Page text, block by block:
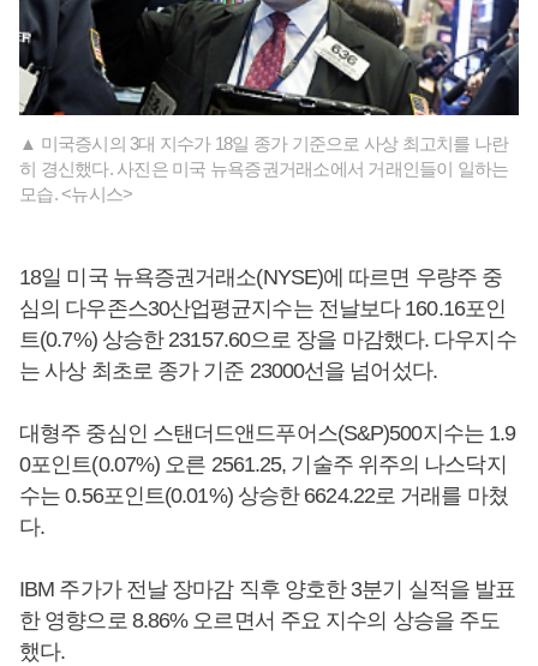
▲ 미국증시의 3대 지수가 18일 종가 기준으로 사상 최고치를 나란
히 경신했다. 사진은 미국 뉴욕증권거래소에서 거래인들이 일하는
모습. <뉴시스>
18일 미국 뉴욕증권거래소(NYSE)에 따르면 우량주 중
심의 다우존스30산업평균지수는 전날보다 160.16포인
트(0.7%) 상승한 23157.60으로 장을 마감했다. 다우지수
는 사상 최초로 종가 기준 23000선을 넘어섰다.
대형주 중심인 스탠더드앤드푸어스(S&P)500지수는 1.9
0포인트(0.07%) 오른 2561.25, 기술주 위주의 나스닥지
수는 0.56포인트(0.01%) 상승한 6624.22로 거래를 마쳤
다.
IBM 주가가 전날 장마감 직후 양호한 3분기 실적을 발표
한 영향으로 8.86% 오르면서 주요 지수의 상승을 주도
했다.